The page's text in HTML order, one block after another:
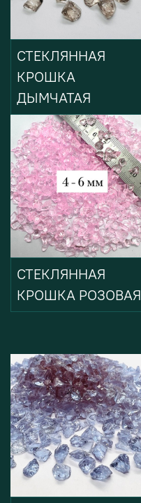
СТЕКЛЯННАЯ
КРОШКА
ДЫМЧАТАЯ
СТЕКЛЯННАЯ
КРОШКА РОЗОВАЯ